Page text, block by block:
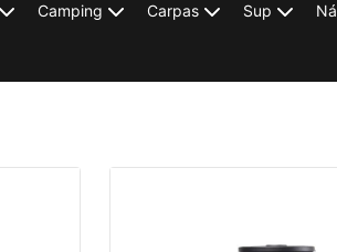
Camping Carpas Sup